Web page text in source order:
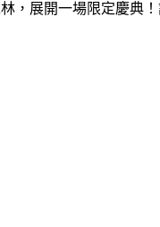
，展開一場限定慶典